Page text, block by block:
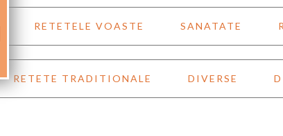
RETETELE VOASTE SANATATE
RETETE TRADITIONALE DIVERSE